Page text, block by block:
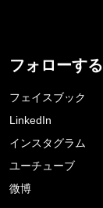
フォローする
フェイスブック
LinkedIn
インスタグラム
ユーチューブ
微博